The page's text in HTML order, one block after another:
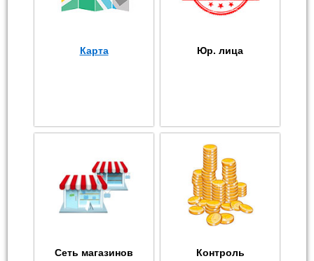
Карта Юр. лица
Сеть магазинов
Контроль